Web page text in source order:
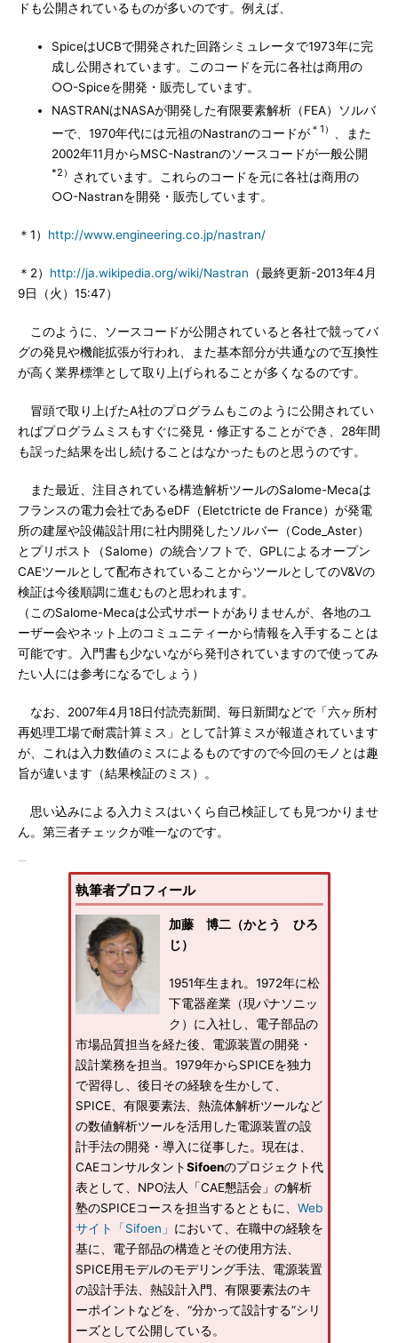
ドも公開されているものが多いのです。例えば、
SpiceはUCBで開発された回路シミュレータで1973年に完
成し公開されています。このコードを元に各社は商用の
○○-Spiceを開発・販売しています。
NASTRANはNASAが開発した有限要素解析（FEA）ソルバ
ーで、1970年代には元祖のNastranのコードが ＊1）
、また
2002年11月からMSC-Nastranのソースコードが一般公開
*2）
されています。これらのコードを元に各社は商用の
○○-Nastranを開発・販売しています。
＊1） http://www.engineering.co.jp/nastran/
＊2） http://ja.wikipedia.org/wiki/Nastran （最終更新-2013年4月
9日（火）15:47）
このように、ソースコードが公開されていると各社で競ってバ
グの発見や機能拡張が行われ、また基本部分が共通なので互換性
が高く業界標準として取り上げられることが多くなるのです。
冒頭で取り上げたA社のプログラムもこのように公開されてい
ればプログラムミスもすぐに発見・修正することができ、28年間
も誤った結果を出し続けることはなかったものと思うのです。
また最近、注目されている構造解析ツールのSalome-Mecaは
フランスの電力会社であるeDF（Eletctricte de France）が発電
所の建屋や設備設計用に社内開発したソルバー（Code_Aster）
とプリポスト（Salome）の統合ソフトで、GPLによるオープン
CAEツールとして配布されていることからツールとしてのV&Vの
検証は今後順調に進むものと思われます。
（このSalome-Mecaは公式サポートがありませんが、各地のユ
ーザー会やネット上のコミュニティーから情報を入手することは
可能です。入門書も少ないながら発刊されていますので使ってみ
たい人には参考になるでしょう）
なお、2007年4月18日付読売新聞、毎日新聞などで「六ヶ所村
再処理工場で耐震計算ミス」として計算ミスが報道されています
が、これは入力数値のミスによるものですので今回のモノとは趣
旨が違います（結果検証のミス）。
思い込みによる入力ミスはいくら自己検証しても見つかりませ
ん。第三者チェックが唯一なのです。
執筆者プロフィール
加藤 博二（かとう ひろ
じ）
1951年生まれ。1972年に松
下電器産業（現パナソニッ
ク）に入社し、電子部品の
市場品質担当を経た後、電源装置の開発・
設計業務を担当。1979年からSPICEを独力
で習得し、後日その経験を生かして、
SPICE、有限要素法、熱流体解析ツールなど
の数値解析ツールを活用した電源装置の設
計手法の開発・導入に従事した。現在は、
CAEコンサルタントSifoenのプロジェクト代
表として、NPO法人「CAE懇話会」の解析
塾のSPICEコースを担当するとともに、 Web
サイト「Sifoen」 において、在職中の経験を
基に、電子部品の構造とその使用方法、
SPICE用モデルのモデリング手法、電源装置
の設計手法、熱設計入門、有限要素法のキ
ーポイントなどを、“分かって設計する”シリ
ーズとして公開している。